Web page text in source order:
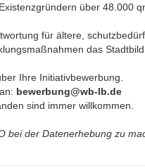
über 48.000
für ältere,
das Stadtbild.
Ihre Initiativbewerbung.
bewerbung@wb-lb.de
sind immer willkommen.
bei der Datenerhebung zu